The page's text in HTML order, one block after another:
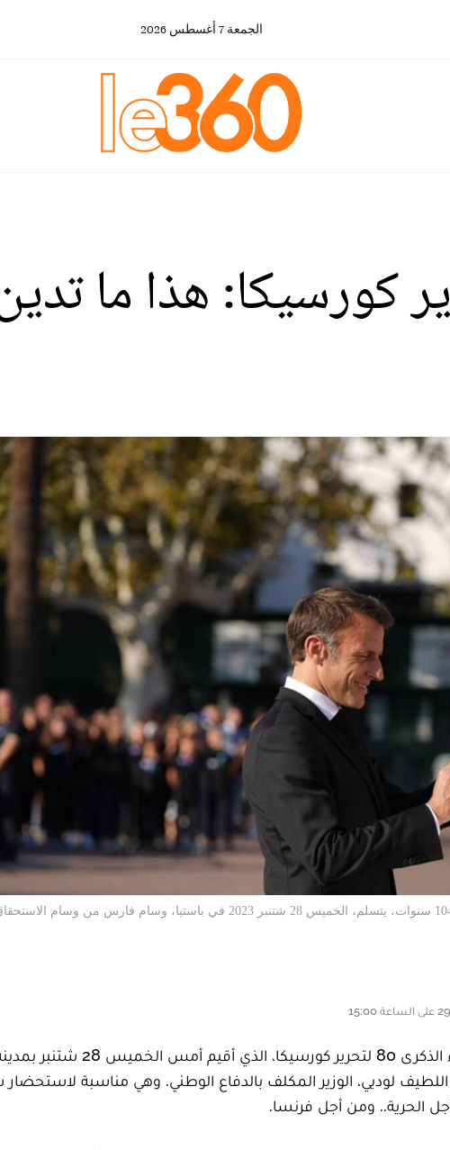
الجمعة 7 أغسطس 2026
80 لتحرير كورسيكا: هذا ما
آخر جندي مغربي لا يزال على قيد الحياة، صلاح بن الحاج، 104 سنوات، يتسلم، الخميس 28 شتنبر 2023 في باستيا، وسام
حظي المغرب بالتكريم خلال حفل إحياء الذكرى 80 لتحرير
لوديي، الوزير المكلف بالدفاع الوطني. وهي مناسبة
الحرية.. ومن أجل فرنسا.